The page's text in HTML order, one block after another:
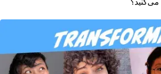
می‌کنید؟